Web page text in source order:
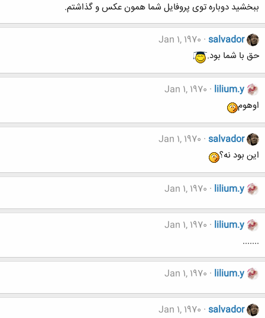
ببخشید دوباره توی پروفایل شما همون عکس و گذاشتم.
salvador
Jan 1, 1970
حق با شما بود.
lilium.y
Jan 1, 1970
اوهوم
salvador
Jan 1, 1970
این بود نه؟
lilium.y
Jan 1, 1970
lilium.y
Jan 1, 1970
.......
lilium.y
Jan 1, 1970
salvador
Jan 1, 1970